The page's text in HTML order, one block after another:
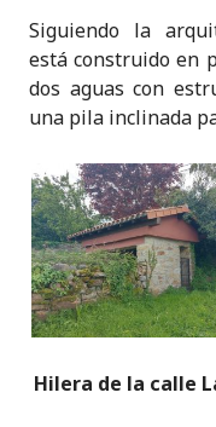
Siguiendo la
está construido en
dos aguas con
una pila inclinada
Hilera de la calle